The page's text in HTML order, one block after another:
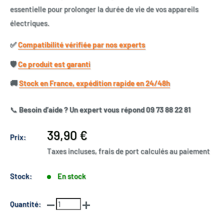
essentielle pour prolonger la durée de vie de vos appareils
électriques.
✅​Compatibilité vérifiée par nos experts
🛡️​Ce produit est garanti
🚚​Stock en France, expédition rapide en 24/48h
📞 Besoin d’aide ? Un expert vous répond 09 73 88 22 81
Prix:
Prix
réduit
39,90 €
Taxes incluses, frais de port calculés au paiement
Stock: En stock
Quantité: